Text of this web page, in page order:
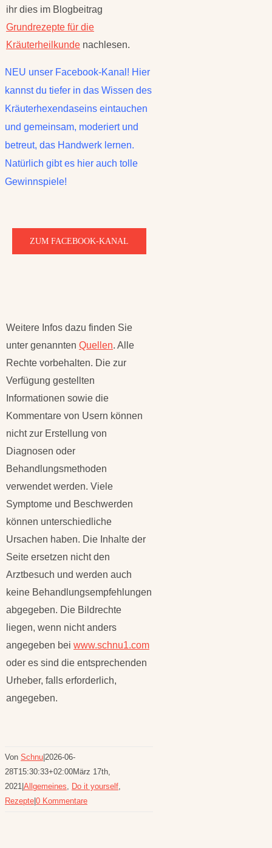
ihr dies im Blogbeitrag
Grundrezepte für die
Kräuterheilkunde nachlesen.
NEU unser Facebook-Kanal! Hier
kannst du tiefer in das Wissen des
Kräuterhexendaseins eintauchen
und gemeinsam, moderiert und
betreut, das Handwerk lernen.
Natürlich gibt es hier auch tolle
Gewinnspiele!
ZUM FACEBOOK-KANAL
Weitere Infos dazu finden Sie
unter genannten Quellen. Alle
Rechte vorbehalten. Die zur
Verfügung gestellten
Informationen sowie die
Kommentare von Usern können
nicht zur Erstellung von
Diagnosen oder
Behandlungsmethoden
verwendet werden. Viele
Symptome und Beschwerden
können unterschiedliche
Ursachen haben. Die Inhalte der
Seite ersetzen nicht den
Arztbesuch und werden auch
keine Behandlungsempfehlungen
abgegeben. Die Bildrechte
liegen, wenn nicht anders
angegeben bei www.schnu1.com
oder es sind die entsprechenden
Urheber, falls erforderlich,
angegeben.
Von Schnu 2026-06-
28T15:30:33+02:00März 17th,
2021 Allgemeines, Do it yourself,
Rezepte 0 Kommentare